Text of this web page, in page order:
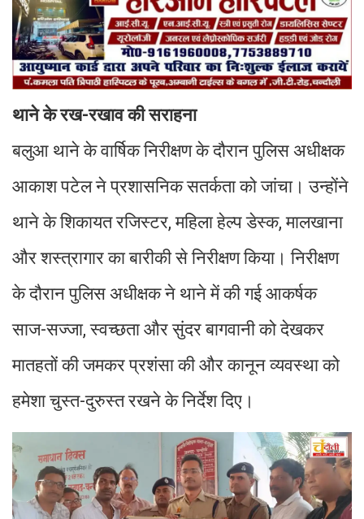
थाने के रख-रखाव की सराहना
बलुआ थाने के वार्षिक निरीक्षण के दौरान पुलिस अधीक्षक
आकाश पटेल ने प्रशासनिक सतर्कता को जांचा। उन्होंने
थाने के शिकायत रजिस्टर, महिला हेल्प डेस्क, मालखाना
और शस्त्रागार का बारीकी से निरीक्षण किया। निरीक्षण
के दौरान पुलिस अधीक्षक ने थाने में की गई आकर्षक
साज-सज्जा, स्वच्छता और सुंदर बागवानी को देखकर
मातहतों की जमकर प्रशंसा की और कानून व्यवस्था को
हमेशा चुस्त-दुरुस्त रखने के निर्देश दिए।